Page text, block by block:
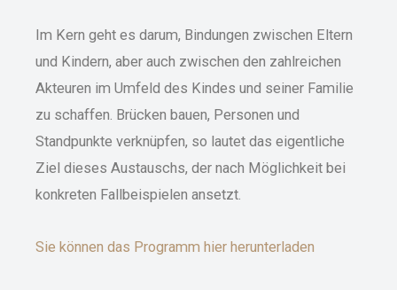
Im Kern geht es darum, Bindungen zwischen Eltern
und Kindern, aber auch zwischen den zahlreichen
Akteuren im Umfeld des Kindes und seiner Familie
zu schaffen. Brücken bauen, Personen und
Standpunkte verknüpfen, so lautet das eigentliche
Ziel dieses Austauschs, der nach Möglichkeit bei
konkreten Fallbeispielen ansetzt.
Sie können das Programm hier herunterladen